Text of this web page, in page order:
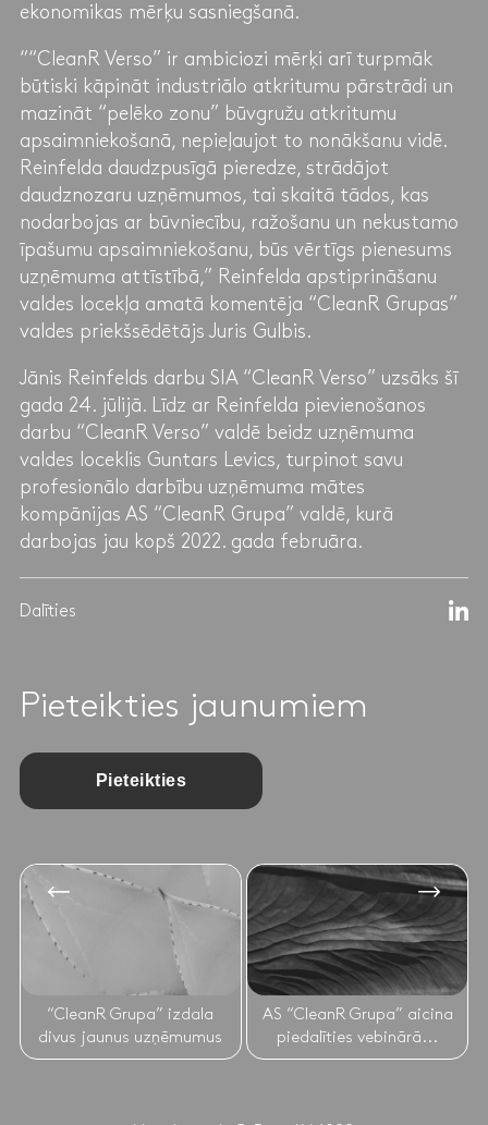
ekonomikas mērķu sasniegšanā.
““CleanR Verso” ir ambiciozi mērķi arī turpmāk
būtiski kāpināt industriālo atkritumu pārstrādi un
mazināt “pelēko zonu” būvgružu atkritumu
apsaimniekošanā, nepieļaujot to nonākšanu vidē.
Reinfelda daudzpusīgā pieredze, strādājot
daudznozaru uzņēmumos, tai skaitā tādos, kas
nodarbojas ar būvniecību, ražošanu un nekustamo
īpašumu apsaimniekošanu, būs vērtīgs pienesums
uzņēmuma attīstībā,” Reinfelda apstiprināšanu
valdes locekļa amatā komentēja “CleanR Grupas”
valdes priekšsēdētājs Juris Gulbis.
Jānis Reinfelds darbu SIA “CleanR Verso” uzsāks šī
gada 24. jūlijā. Līdz ar Reinfelda pievienošanos
darbu “CleanR Verso” valdē beidz uzņēmuma
valdes loceklis Guntars Levics, turpinot savu
profesionālo darbību uzņēmuma mātes
kompānijas AS “CleanR Grupa” valdē, kurā
darbojas jau kopš 2022. gada februāra.
Dalīties
Pieteikties jaunumiem
Pieteikties
“CleanR Grupa” izdala
divus jaunus uzņēmumus
AS “CleanR Grupa” aicina
piedalīties vebinārā...